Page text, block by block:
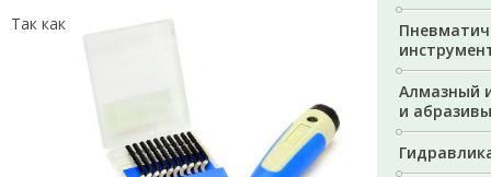
Так как
Алмазный
и абразивы